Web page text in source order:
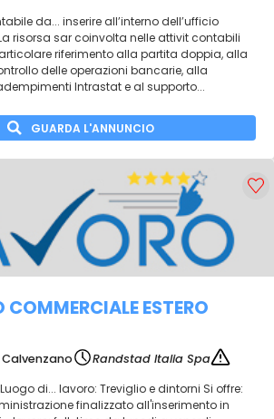
da... inserire all’interno dell’ufficio
risorsa sar coinvolta nelle attivit contabili
riferimento alla partita doppia, alla
delle operazioni bancarie, alla
Intrastat e al supporto...
GUARDA L'ANNUNCIO
ESTERO
Calvenzano
Randstad Italia Spa
Luogo di... lavoro: Treviglio e dintorni Si offre:
finalizzato all'inserimento in